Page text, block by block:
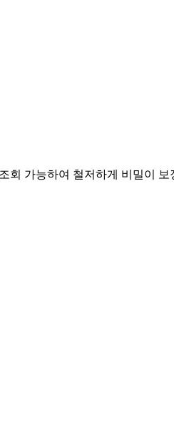
회 가능하여 철저하게 비밀이 보